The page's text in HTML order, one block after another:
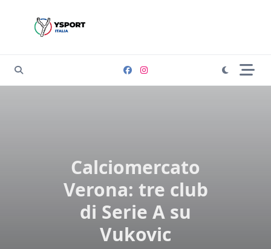
Calciomercato
Verona: tre club
di Serie A su
Vukovic